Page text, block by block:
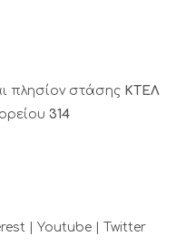
πλησίον στάσης ΚΤΕΛ
314
| Youtube | Twitter